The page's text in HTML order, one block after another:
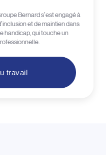
Bernard s’est engagé à
et de maintien dans
handicap, qui touche un
travail